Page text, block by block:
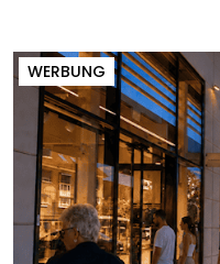
WERBUNG